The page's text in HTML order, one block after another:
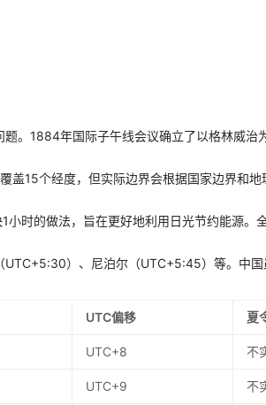
。1884年国际子午线会议确立了以格林威治
15个经度，但实际边界会根据国家边界和地
时的做法，旨在更好地利用日光节约能源。
）、尼泊尔（UTC+5:45）等。中国
UTC偏移 夏
UTC+8 不
UTC+9 不